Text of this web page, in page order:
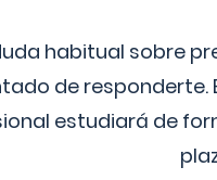
habitual sobre
de
estudiará de